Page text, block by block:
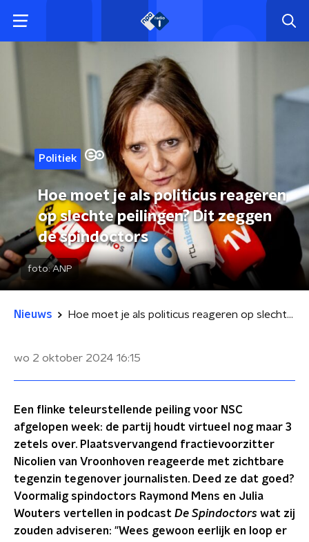
Politiek
Hoe moet je als politicus reageren
op slechte peilingen? Dit zeggen
de spindoctors
foto:ANP
Nieuws Hoe moet je als politicus reageren op slechte peilingen? Dit zeggen de spindoctors
wo 2 oktober 2024 16:15
Een flinke teleurstellende peiling voor NSC
afgelopen week: de partij houdt virtueel nog maar 3
zetels over. Plaatsvervangend fractievoorzitter
Nicolien van Vroonhoven reageerde met zichtbare
tegenzin tegenover journalisten. Deed ze dat goed?
Voormalig spindoctors Raymond Mens en Julia
Wouters vertellen in podcast De Spindoctors wat zij
zouden adviseren: "Wees gewoon eerlijk en loop er